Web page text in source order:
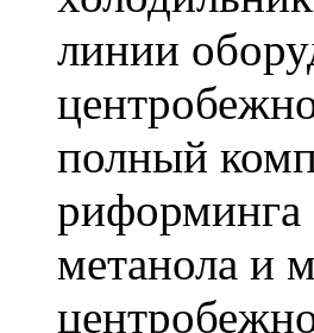
линии
полный
риформинга
метанола и